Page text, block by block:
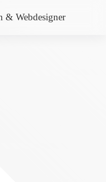
& Webdesigner